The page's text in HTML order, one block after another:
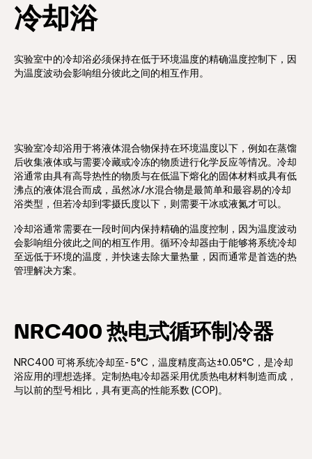
冷却浴
实验室中的冷却浴必须保持在低于环境温度的精确温度控制下，因
为温度波动会影响组分彼此之间的相互作用。
实验室冷却浴用于将液体混合物保持在环境温度以下，例如在蒸馏
后收集液体或与需要冷藏或冷冻的物质进行化学反应等情况。冷却
浴通常由具有高导热性的物质与在低温下熔化的固体材料或具有低
沸点的液体混合而成，虽然冰/水混合物是最简单和最容易的冷却
浴类型，但若冷却到零摄氏度以下，则需要干冰或液氮才可以。
冷却浴通常需要在一段时间内保持精确的温度控制，因为温度波动
会影响组分彼此之间的相互作用。循环冷却器由于能够将系统冷却
至远低于环境的温度，并快速去除大量热量，因而通常是首选的热
管理解决方案。
NRC400 热电式循环制冷器
NRC400 可将系统冷却至- 5°C，温度精度高达±0.05°C，是冷却
浴应用的理想选择。定制热电冷却器采用优质热电材料制造而成，
与以前的型号相比，具有更高的性能系数 (COP)。